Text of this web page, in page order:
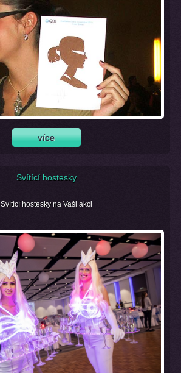
Svítící hostesky
Svítící hostesky na Vaši akci